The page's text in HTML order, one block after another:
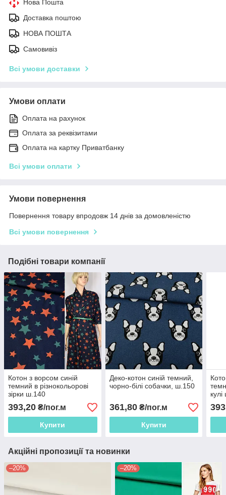
Нова Пошта
Доставка поштою
НОВА ПОШТА
Самовивіз
Всі умови доставки
Умови оплати
Оплата на рахунок
Оплата за реквізитами
Оплата на картку Приватбанку
Всі умови оплати
Умови повернення
Повернення товару впродовж 14 днів за домовленістю
Всі умови повернення
Подібні товари компанії
Котон з ворсом синій
темний в різнокольорові
зірки ш.140
393,20 ₴/пог.м
Купити
Деко-котон синій темний,
чорно-білі собачки, ш.150
361,80₴/пог.м
Купити
Акційні пропозиції та новинки
–20% –20%